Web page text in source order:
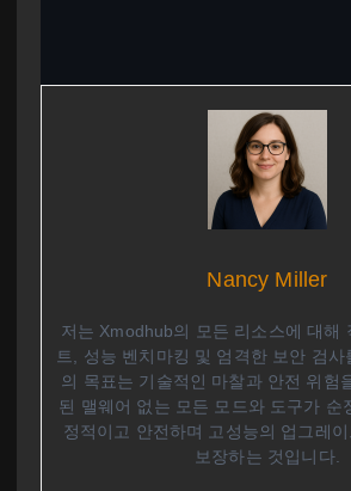
Nancy Miller
저는 Xmodhub의 모든 리소스에 대해
트, 성능 벤치마킹 및 엄격한 보안 검사
의 목표는 기술적인 마찰과 안전 위험
된 맬웨어 없는 모든 모드와 도구가 순
정적이고 안전하며 고성능의 업그레
보장하는 것입니다.